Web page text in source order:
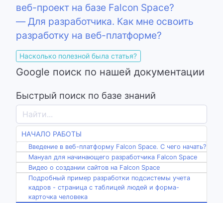
Быстрый поиск по базе знаний
НАЧАЛО РАБОТЫ
Введение в веб-платформу Falcon Space. C чего начать?
Мануал для начинающего разработчика Falcon Space
Видео о создании сайтов на Falcon Space
Подробный пример разработки подсистемы учета
кадров - страница с таблицей людей и форма-
карточка человека
веб-проект на базе Falcon Space?
— Для разработчика. Как мне освоить
разработку на веб-платформе?
Насколько полезной была статья?
Google поиск по нашей документации